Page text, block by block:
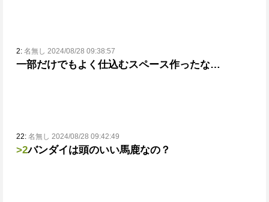
2: 名無し 2024/08/28 09:38:57
一部だけでもよく仕込むスペース作ったな…
22: 名無し 2024/08/28 09:42:49
>2バンダイは頭のいい馬鹿なの？